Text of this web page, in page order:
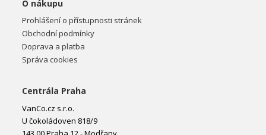
O nákupu
Prohlášení o přístupnosti stránek
Obchodní podmínky
Doprava a platba
Správa cookies
Centrála Praha
VanCo.cz s.r.o.
U čokoládoven 818/9